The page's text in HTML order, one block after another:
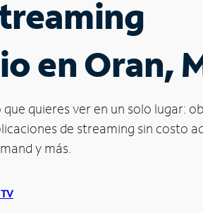
en Oran,
quieres ver en un solo lugar:
de streaming sin costo
y más.